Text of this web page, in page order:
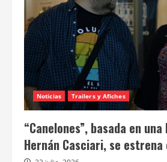
Noticias Trailers y Afiches
“Canelones”, basada en
Hernán Casciari, se